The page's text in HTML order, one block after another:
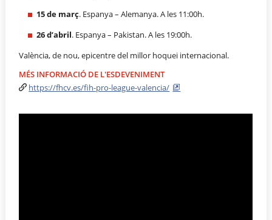
15 de març. Espanya – Alemanya. A les 11:00h.
26 d’abril. Espanya – Pakistan. A les 19:00h.
València, de nou, epicentre del millor hoquei internacional.
MÉS INFORMACIÓ DE L'ESDEVENIMENT
https://fhcv.es/fih-pro-league-valencia/